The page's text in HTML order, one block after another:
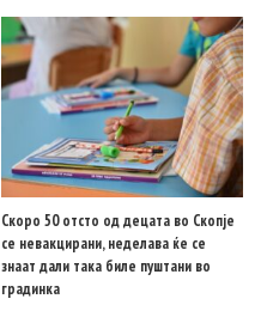
Скоро 50 отсто од децата во Скопје
се невакцирани, неделава ќе се
знаат дали така биле пуштани во
градинка